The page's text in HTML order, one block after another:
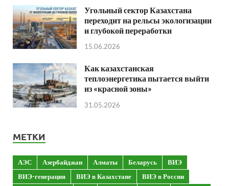
Угольный сектор Казахстана
переходит на рельсы экологизации
и глубокой переработки
15.06.2026
Как казахстанская
теплоэнергетика пытается выйти
из «красной зоны»
31.05.2026
МЕТКИ
АЭС Азербайджан Алматы Беларусь
ВИЭ
ВИЭ-генерация
ВИЭ в Казахстане
ВИЭ в России